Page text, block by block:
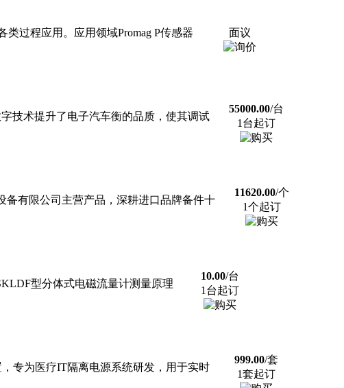
类过程应用。应用领域Promag P传感器
面议
技术提升了电子汽车衡的品质，使其调试
55000.00/台
1台起订
备有限公司主营产品，深耕进口品牌备件十
11620.00/个
1个起订
型分体式电磁流量计测量原理
10.00/台
1台起订
专为医疗IT隔离电源系统研发，用于实时
999.00/套
1套起订